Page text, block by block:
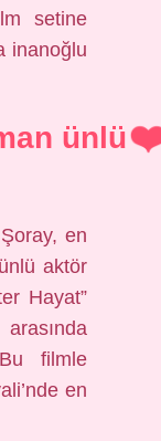
setine
inanoğlu
ünlü
en
aktör
Hayat”
filmle
en